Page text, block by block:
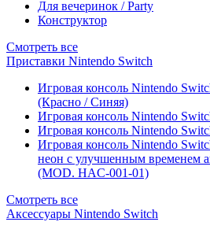
Для вечеринок / Party
Конструктор
Смотреть все
Приставки Nintendo Switch
Игровая консоль Nintendo
(Красно / Синяя)
Игровая консоль Nintendo
Игровая консоль Nintendo
Игровая консоль Nintendo
неон с улучшенным временем
(MOD. HAC-001-01)
Смотреть все
Аксессуары Nintendo Switch